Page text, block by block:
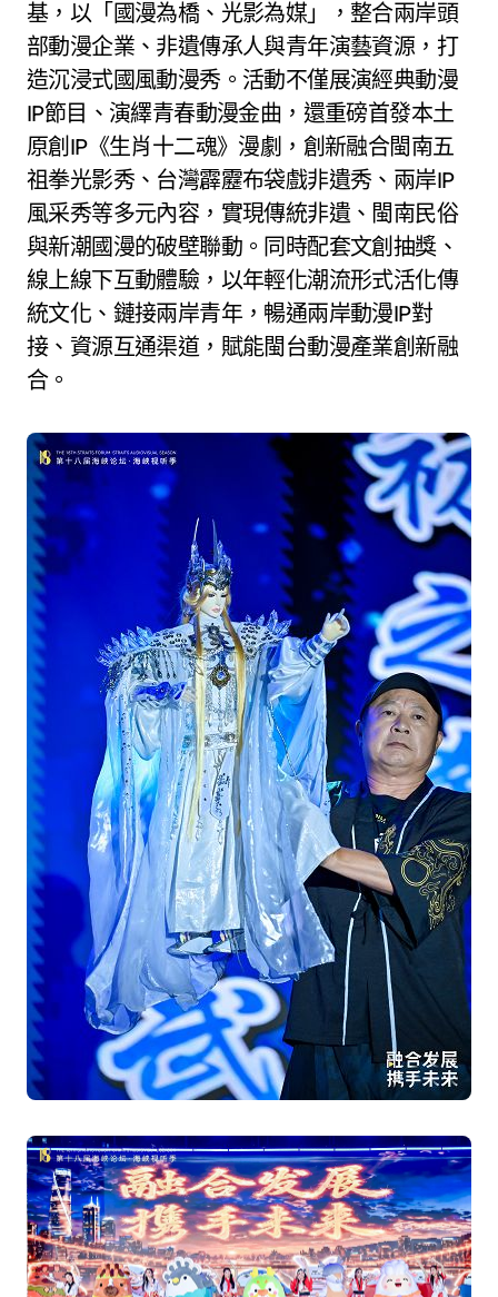
基，以「國漫為橋、光影為媒」，整合兩岸頭
部動漫企業、非遺傳承人與青年演藝資源，打
造沉浸式國風動漫秀。活動不僅展演經典動漫
IP節目、演繹青春動漫金曲，還重磅首發本土
原創IP《生肖十二魂》漫劇，創新融合閩南五
祖拳光影秀、台灣霹靂布袋戲非遺秀、兩岸IP
風采秀等多元內容，實現傳統非遺、閩南民俗
與新潮國漫的破壁聯動。同時配套文創抽獎、
線上線下互動體驗，以年輕化潮流形式活化傳
統文化、鏈接兩岸青年，暢通兩岸動漫IP對
接、資源互通渠道，賦能閩台動漫產業創新融
合。